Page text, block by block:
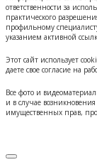
ответственности за
практического
профильному
указанием активной
Этот сайт использует
даете свое согласие на
Все фото и
и в случае
имущественных прав,